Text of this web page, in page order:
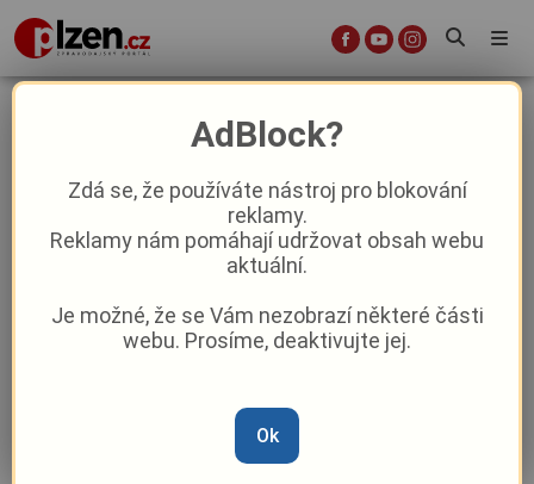
Tachov zavádí nový parkovací
systém. Centrum se rozdělí do
dvou zón
Aktuality Aktuálně Z kraje
Anna Raková –15. 1. 15:25
AdBlock?
Zdá se, že používáte nástroj pro blokování
reklamy.
Reklamy nám pomáhají udržovat obsah webu
aktuální.
Je možné, že se Vám nezobrazí některé části
webu. Prosíme, deaktivujte jej.
Ok